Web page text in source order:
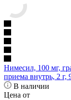
Нимесил, 100 мг,
приема внутрь, 2 г,
В наличии
Цена от